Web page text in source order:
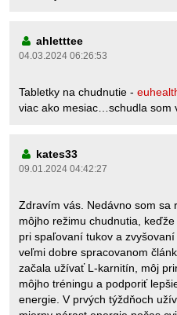
ahletttee
04.03.2024 06:26:53
Tabletky na chudnutie -
viac ako mesiac…schudla som
kates33
09.01.2024 04:42:27
Zdravím vás. Nedávno som sa
môjho režimu chudnutia,
pri spaľovaní tukov a
veľmi dobre spracovanom
začala užívať L-karnitín, môj
môjho tréningu a podporiť
energie. V prvých týždňoch